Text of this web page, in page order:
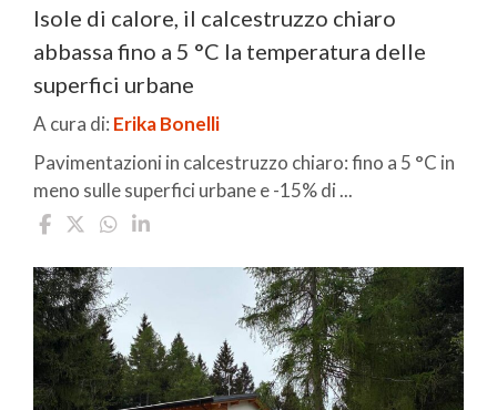
Isole di calore, il calcestruzzo chiaro
abbassa fino a 5 °C la temperatura delle
superfici urbane
A cura di: Erika Bonelli
Pavimentazioni in calcestruzzo chiaro: fino a 5 °C in
meno sulle superfici urbane e -15% di ...